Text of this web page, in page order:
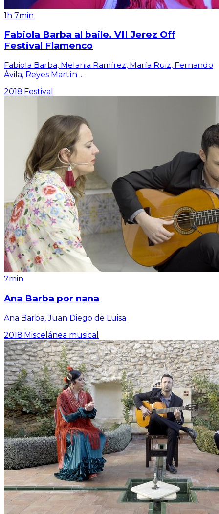
1h 7min
Fabiola Barba al baile. VII Jerez Off
Festival Flamenco
Fabiola Barba, Melania Ramírez, María Ruiz, Fernando
Ávila, Reyes Martín ...
2018·Festival
7min
Ana Barba por nana
Ana Barba, Juan Diego de Luisa
2018·Miscelánea musical